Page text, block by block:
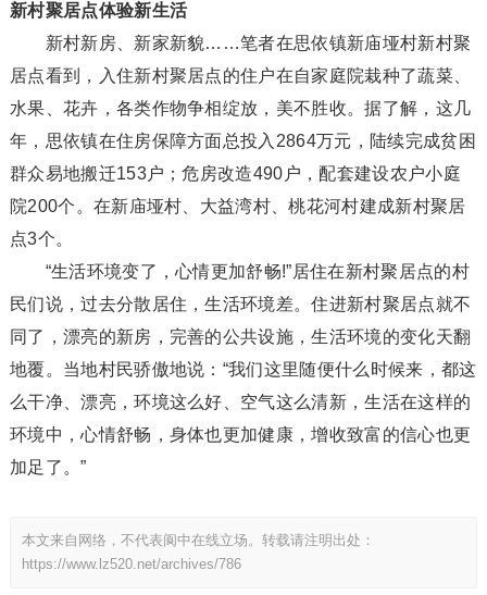
新村聚居点体验新生活
新村新房、新家新貌……笔者在思依镇新庙垭村新村聚
居点看到，入住新村聚居点的住户在自家庭院栽种了蔬菜、
水果、花卉，各类作物争相绽放，美不胜收。据了解，这几
年，思依镇在住房保障方面总投入2864万元，陆续完成贫困
群众易地搬迁153户；危房改造490户，配套建设农户小庭
院200个。在新庙垭村、大益湾村、桃花河村建成新村聚居
点3个。
“生活环境变了，心情更加舒畅!”居住在新村聚居点的村
民们说，过去分散居住，生活环境差。住进新村聚居点就不
同了，漂亮的新房，完善的公共设施，生活环境的变化天翻
地覆。当地村民骄傲地说：“我们这里随便什么时候来，都这
么干净、漂亮，环境这么好、空气这么清新，生活在这样的
环境中，心情舒畅，身体也更加健康，增收致富的信心也更
加足了。”
本文来自网络，不代表阆中在线立场。转载请注明出处：
https://www.lz520.net/archives/786